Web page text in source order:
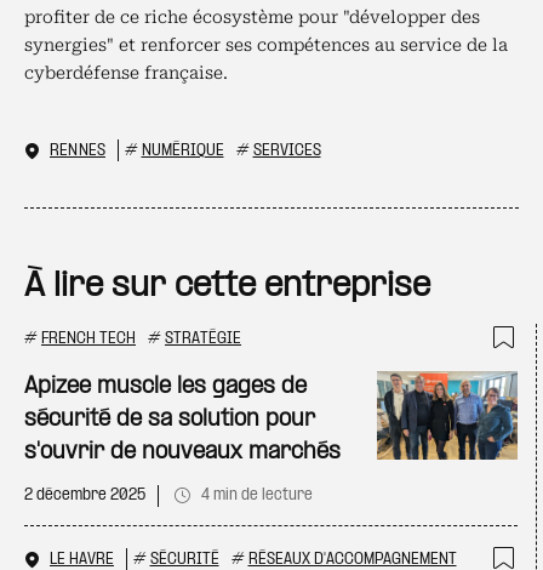
profiter de ce riche écosystème pour "développer des
synergies" et renforcer ses compétences au service de la
cyberdéfense française.
RENNES # NUMÉRIQUE # SERVICES
À lire sur cette entreprise
# FRENCH TECH # STRATÉGIE
Apizee muscle les gages de
sécurité de sa solution pour
s'ouvrir de nouveaux marchés
2 décembre 2025 4 min de lecture
LE HAVRE # SÉCURITÉ # RÉSEAUX D'ACCOMPAGNEMENT